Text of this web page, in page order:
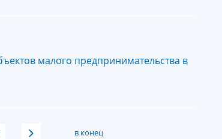
малого предпринимательства в
в конец